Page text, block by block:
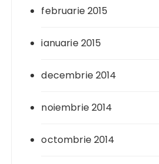
februarie 2015
ianuarie 2015
decembrie 2014
noiembrie 2014
octombrie 2014